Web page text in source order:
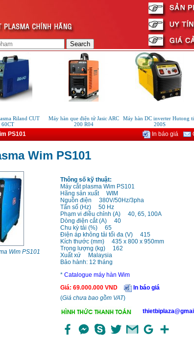
Riland CUT
Máy hàn que điện tử Jasic ARC
200 R04
Máy hàn DC inverter Hutong tig
200S
PS101 In báo giá
Wim PS101
Wim PS101
Thông số kỹ thuật:
Máy cắt plasma Wim PS101
Hãng sản xuất WIM
Nguồn điện 380V/50Hz/3pha
Tấn số (Hz) 50 Hz
Phạm vi điều chỉnh (A) 40, 65, 100A
Dòng điện cắt (A) 40
Chu kỳ tải (%) 65
Điện áp không tải tối đa (V) 415
Kích thước (mm) 435 x 800 x 950mm
Trọng lượng (kg) 162
Xuất xứ Malaysia
Bảo hành: 12 tháng
* Catalogue máy hàn Wim
Giá: 69.000.000VND
In báo giá
(Giá chưa bao gồm VAT)